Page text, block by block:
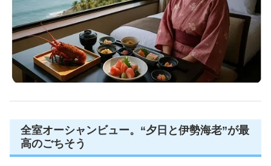
全室オーシャンビュー。“夕日と伊勢海老”が最
高のごちそう